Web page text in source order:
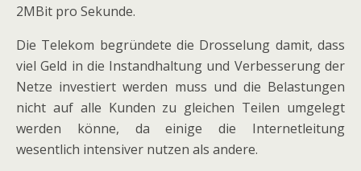
2MBit pro Sekunde.
Die Telekom begründete die Drosselung damit, dass
viel Geld in die Instandhaltung und Verbesserung der
Netze investiert werden muss und die Belastungen
nicht auf alle Kunden zu gleichen Teilen umgelegt
werden könne, da einige die Internetleitung
wesentlich intensiver nutzen als andere.